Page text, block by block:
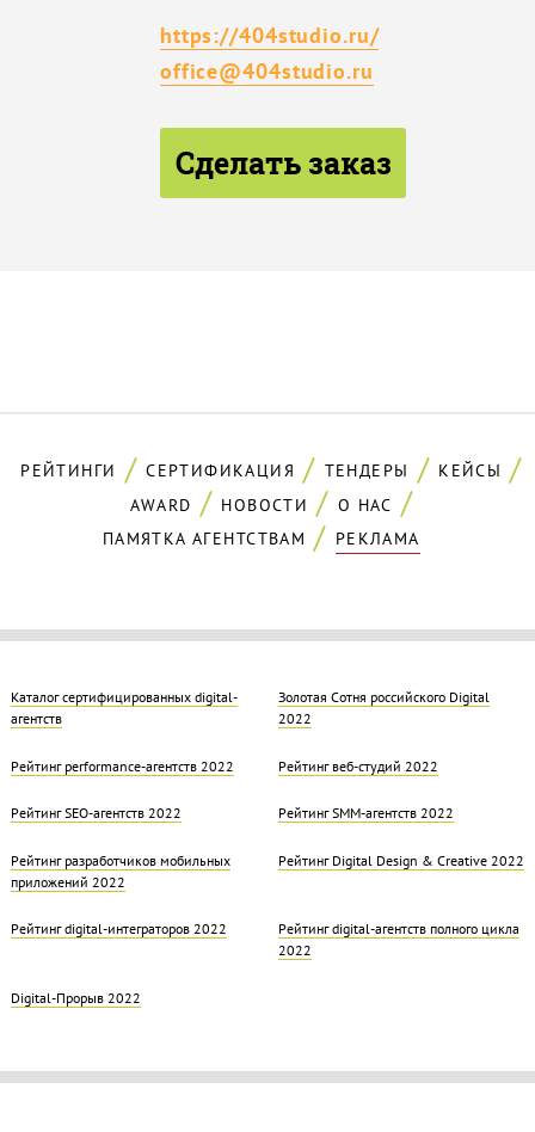
https://404studio.ru/
office@404studio.ru
Сделать заказ
РЕЙТИНГИ СЕРТИФИКАЦИЯ ТЕНДЕРЫ
КЕЙСЫ
AWARD
НОВОСТИ
О НАС
ПАМЯТКА АГЕНТСТВАМ
РЕКЛАМА
Каталог сертифицированных digital-
агентств
Золотая Cотня российского Digital
2022
Рейтинг performance-агентств 2022 Рейтинг веб-студий 2022
Рейтинг SEO-агентств 2022 Рейтинг SMM-агентств 2022
Рейтинг разработчиков мобильных
приложений 2022
Рейтинг Digital Design & Creative 2022
Рейтинг digital-интеграторов 2022
Рейтинг digital-агентств полного цикла
2022
Digital-Прорыв 2022